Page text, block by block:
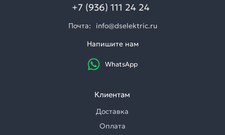
+7 (936) 111 24 24
Почта:
info@dselektric.ru
Напишите нам
WhatsApp
Клиентам
Доставка
Оплата